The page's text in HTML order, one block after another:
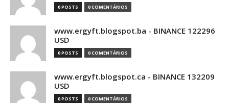
0 POSTS 0 COMENTÁRIOS
www.ergyft.blogspot.ba - BINANCE 122296
USD
0 POSTS 0 COMENTÁRIOS
www.ergyft.blogspot.ca - BINANCE 132209
USD
0 POSTS 0 COMENTÁRIOS